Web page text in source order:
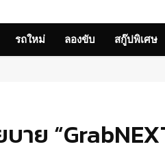
รถใหม่ ลองขับ สกู๊ปพิเศษ
าย